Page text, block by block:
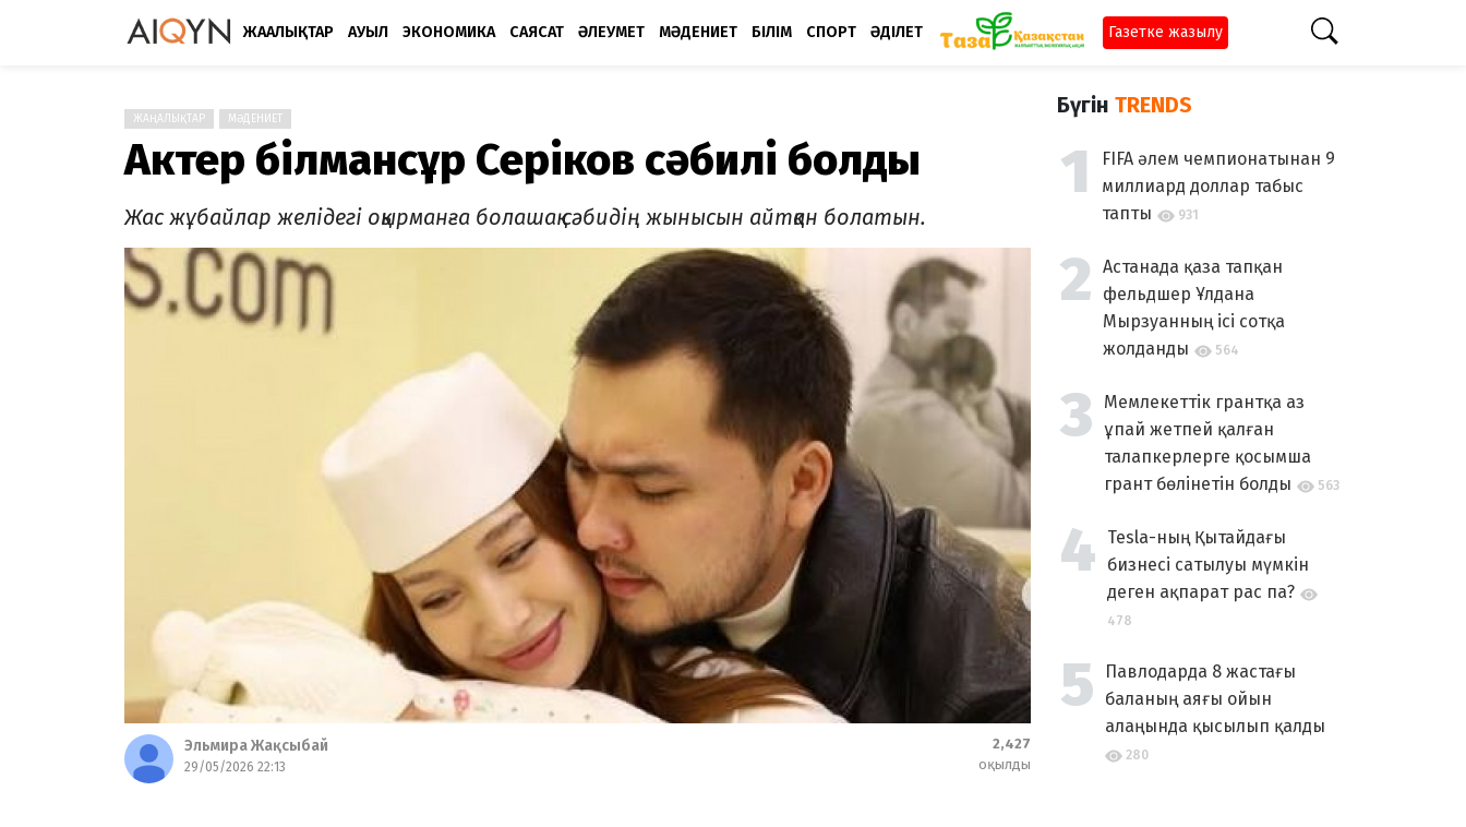
ЖАҢАЛЫҚТАР АУЫЛ ЭКОНОМИКА САЯСАТ ӘЛЕУМЕТ МӘДЕНИЕТ БІЛІМ СПОРТ ӘДІЛЕТ Газетке жазылу
ЖАҢАЛЫҚТАР МӘДЕНИЕТ
Актер Әбілмансұр Серіков сәбилі болды
Жас жұбайлар желідегі оқырманға болашақ сәбидің жынысын айтқан болатын.
Эльмира Жақсыбай
29/05/2026 22:13
2,427
оқылды
Бүгін TRENDS
FIFA әлем чемпионатынан 9
миллиард доллар табыс
тапты
931
Астанада қаза тапқан
фельдшер Ұлдана
Мырзуанның ісі сотқа
жолданды
564
Мемлекеттік грантқа аз
ұпай жетпей қалған
талапкерлерге қосымша
грант бөлінетін болды
563
Tesla-ның Қытайдағы
бизнесі сатылуы мүмкін
деген ақпарат рас па?
478
Павлодарда 8 жастағы
баланың аяғы ойын
алаңында қысылып қалды
280